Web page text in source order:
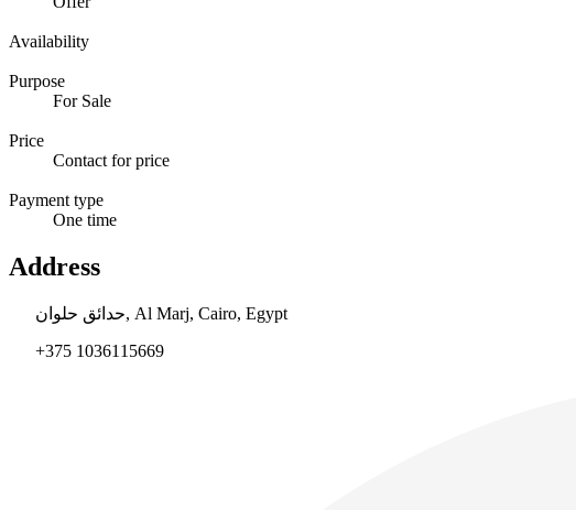
Availability
Purpose
For Sale
Price
Contact for price
Payment type
One time
Address
حدائق حلوان, Al Marj, Cairo, Egypt
+375 1036115669